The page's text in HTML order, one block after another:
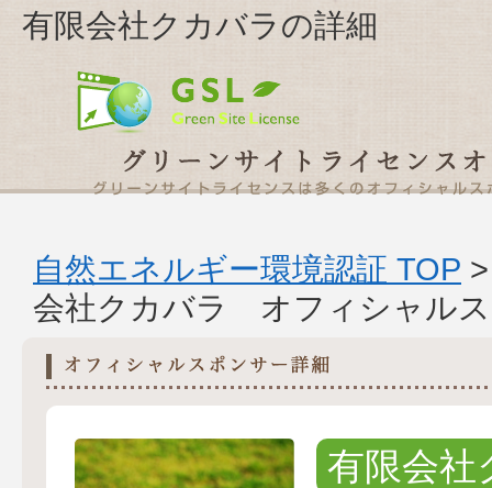
有限会社クカバラの詳細
自然エネルギー環境認証 TOP
会社クカバラ オフィシャル
有限会社